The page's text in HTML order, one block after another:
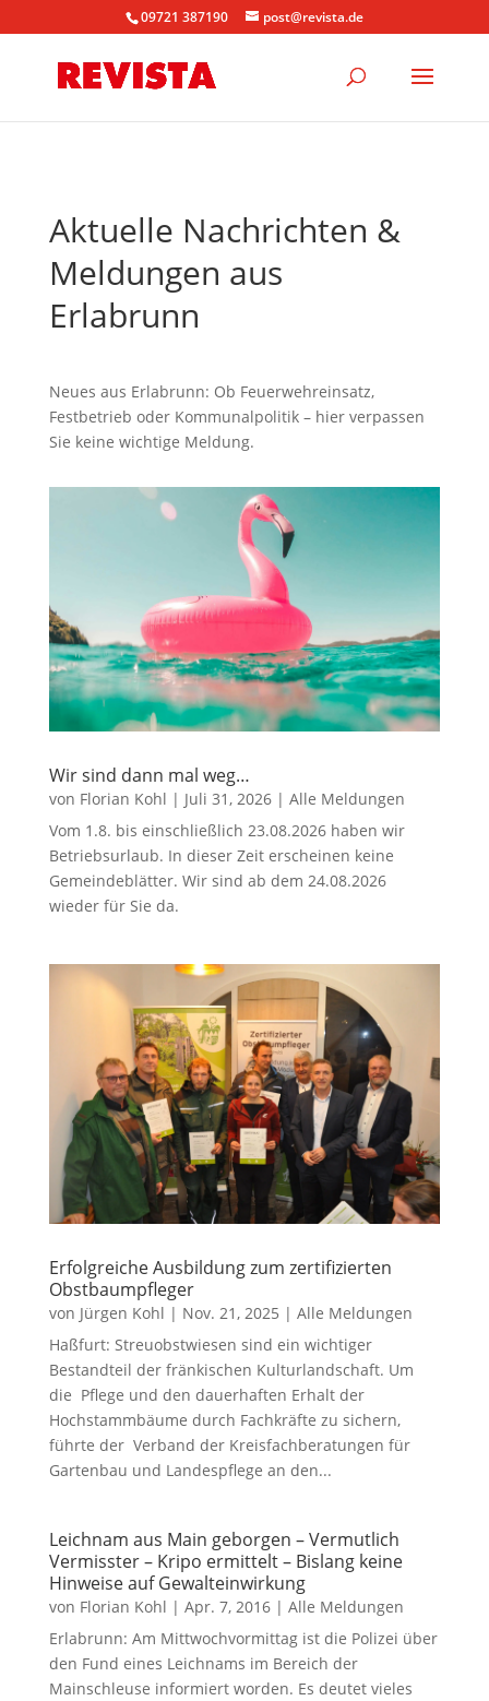
09721 387190 post@revista.de
Aktuelle Nachrichten &
Meldungen aus
Erlabrunn
Neues aus Erlabrunn: Ob Feuerwehreinsatz,
Festbetrieb oder Kommunalpolitik – hier verpassen
Sie keine wichtige Meldung.
Wir sind dann mal weg…
von Florian Kohl | Juli 31, 2026| Alle Meldungen
Vom 1.8. bis einschließlich 23.08.2026 haben wir
Betriebsurlaub. In dieser Zeit erscheinen keine
Gemeindeblätter. Wir sind ab dem 24.08.2026
wieder für Sie da.
Erfolgreiche Ausbildung zum zertifizierten
Obstbaumpfleger
von Jürgen Kohl | Nov. 21, 2025 | Alle Meldungen
Haßfurt: Streuobstwiesen sind ein wichtiger
Bestandteil der fränkischen Kulturlandschaft. Um
die Pflege und den dauerhaften Erhalt der
Hochstammbäume durch Fachkräfte zu sichern,
führte der Verband der Kreisfachberatungen für
Gartenbau und Landespflege an den...
Leichnam aus Main geborgen – Vermutlich
Vermisster – Kripo ermittelt – Bislang keine
Hinweise auf Gewalteinwirkung
von Florian Kohl | Apr. 7, 2016| Alle Meldungen
Erlabrunn: Am Mittwochvormittag ist die Polizei über
den Fund eines Leichnams im Bereich der
Mainschleuse informiert worden. Es deutet vieles